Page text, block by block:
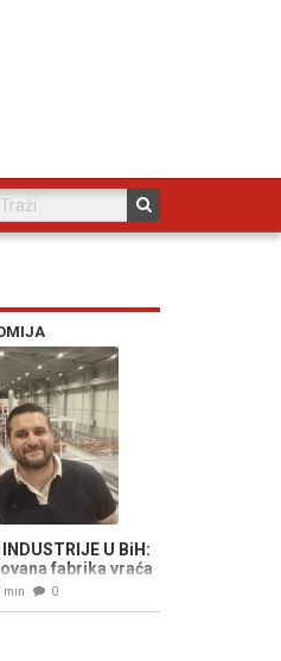
INDUSTRIJE U BiH:
fabrika vraća
dijaspore
min 0